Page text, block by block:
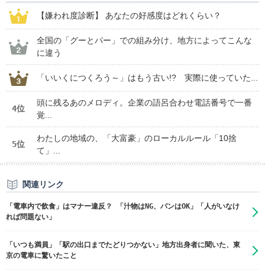
【嫌われ度診断】 あなたの好感度はどれくらい？
全国の「グーとパー」での組み分け、地方によってこんな
に違う
「いいくにつくろう～」はもう古い!? 実際に使っていた...
4位
頭に残るあのメロディ。企業の語呂合わせ電話番号で一番
覚...
5位
わたしの地域の、「大富豪」のローカルルール「10捨
て」...
関連リンク
「電車内で飲食」はマナー違反？ 「汁物はNG、パンはOK」「人がいなけ
れば問題ない」
「いつも満員」「駅の出口までたどりつかない」地方出身者に聞いた、東
京の電車に驚いたこと